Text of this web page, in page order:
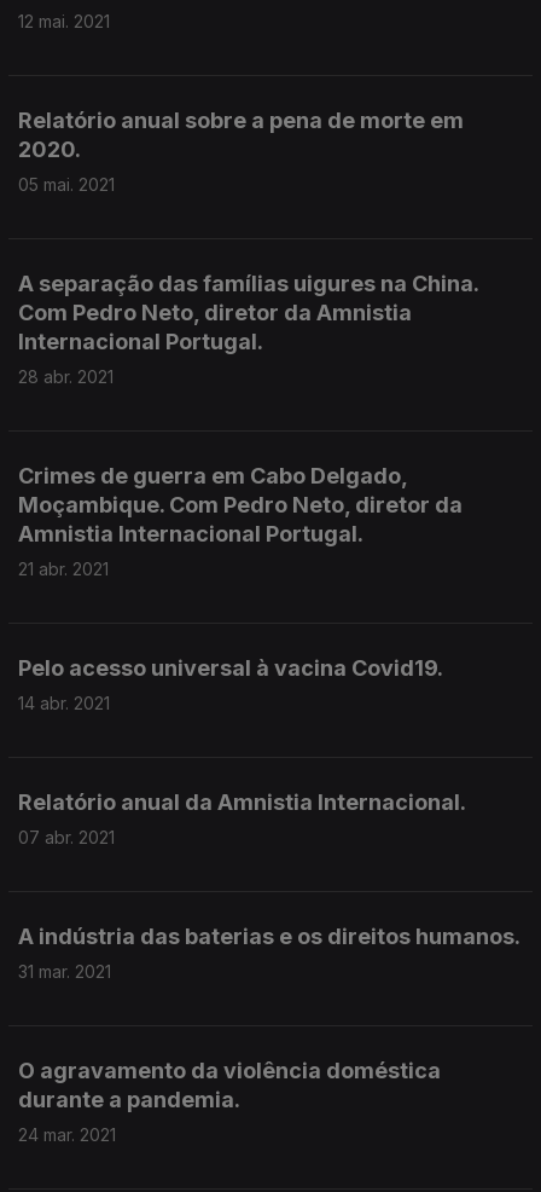
12 mai. 2021
Relatório anual sobre a pena de morte em
2020.
05 mai. 2021
A separação das famílias uigures na China.
Com Pedro Neto, diretor da Amnistia
Internacional Portugal.
28 abr. 2021
Crimes de guerra em Cabo Delgado,
Moçambique. Com Pedro Neto, diretor da
Amnistia Internacional Portugal.
21 abr. 2021
Pelo acesso universal à vacina Covid19.
14 abr. 2021
Relatório anual da Amnistia Internacional.
07 abr. 2021
A indústria das baterias e os direitos humanos.
31 mar. 2021
O agravamento da violência doméstica
durante a pandemia.
24 mar. 2021